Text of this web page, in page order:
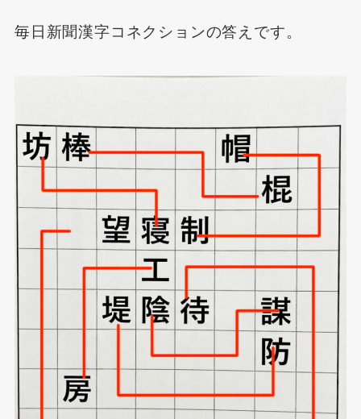
毎日新聞漢字コネクションの答えです。